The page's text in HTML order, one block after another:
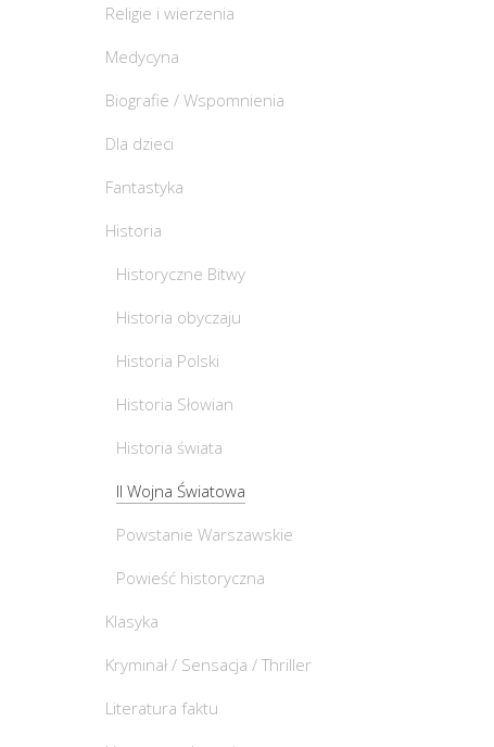
Religie i wierzenia
Medycyna
Biografie / Wspomnienia
Dla dzieci
Fantastyka
Historia
Historyczne Bitwy
Historia obyczaju
Historia Polski
Historia Słowian
Historia świata
II Wojna Światowa
Powstanie Warszawskie
Powieść historyczna
Klasyka
Kryminał / Sensacja / Thriller
Literatura faktu